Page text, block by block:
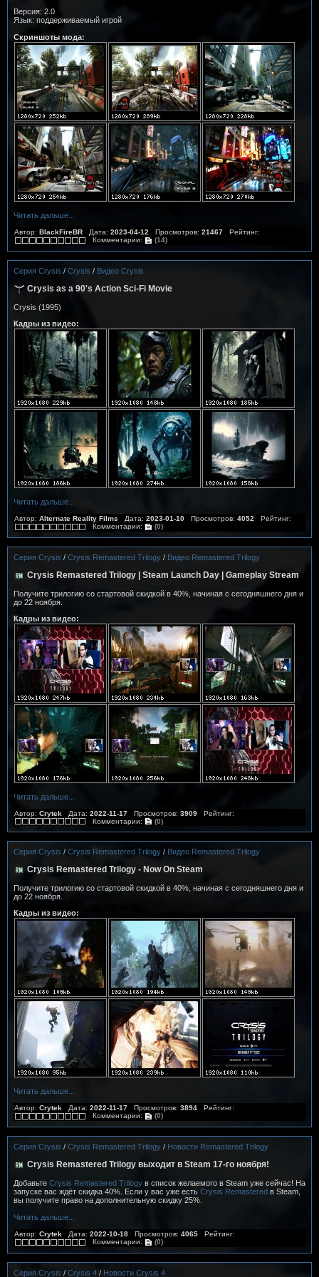
Версия: 2.0
Язык: поддерживаемый игрой
Скриншоты мода:
Читать дальше...
Автор: BlackFireBR Дата: 2023-04-12 Просмотров: 21467 Рейтинг:
Комментарии:
(14)
Серия Crysis / Crysis / Видео Crysis
Crysis as a 90's Action Sci-Fi Movie
Crysis (1995)
Кадры из видео:
Читать дальше...
Автор: Alternate Reality Films Дата: 2023-01-10 Просмотров: 4052 Рейтинг:
Комментарии:
(0)
Серия Crysis / Crysis Remastered Trilogy / Видео Remastered Trilogy
Crysis Remastered Trilogy | Steam Launch Day | Gameplay Stream
Получите трилогию со стартовой скидкой в 40%, начиная с сегодняшнего дня и
до 22 ноября.
Кадры из видео:
Читать дальше...
Автор: Crytek Дата: 2022-11-17 Просмотров: 3909 Рейтинг:
Комментарии:
(0)
Серия Crysis / Crysis Remastered Trilogy / Видео Remastered Trilogy
Crysis Remastered Trilogy - Now On Steam
Получите трилогию со стартовой скидкой в 40%, начиная с сегодняшнего дня и
до 22 ноября.
Кадры из видео:
Читать дальше...
Автор: Crytek Дата: 2022-11-17 Просмотров: 3894 Рейтинг:
Комментарии:
(0)
Серия Crysis / Crysis Remastered Trilogy / Новости Remastered Trilogy
Crysis Remastered Trilogy выходит в Steam 17-го ноября!
Добавьте Crysis Remastered Trilogy в список желаемого в Steam уже сейчас! На
запуске вас ждёт скидка 40%. Если у вас уже есть Crysis Remastered в Steam,
вы получите право на дополнительную скидку 25%.
Читать дальше...
Автор: Crytek Дата: 2022-10-18 Просмотров: 4065 Рейтинг:
Комментарии:
(0)
Серия Crysis / Crysis 4 / Новости Crysis 4